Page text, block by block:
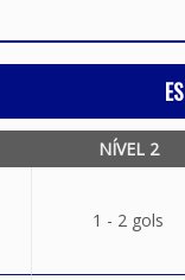
NÍVEL 2
1 - 2 gols